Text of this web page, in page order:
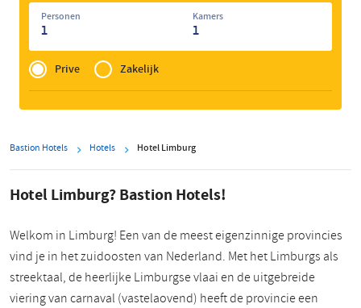
Personen
1
Kamers
1
Privé
of
Zakelijk
Prive Zakelijk
Bastion Hotels Hotels Hotel Limburg
Hotel Limburg? Bastion Hotels!
Welkom in Limburg! Een van de meest eigenzinnige provincies
vind je in het zuidoosten van Nederland. Met het Limburgs als
streektaal, de heerlijke Limburgse vlaai en de uitgebreide
viering van carnaval (vastelaovend) heeft de provincie een